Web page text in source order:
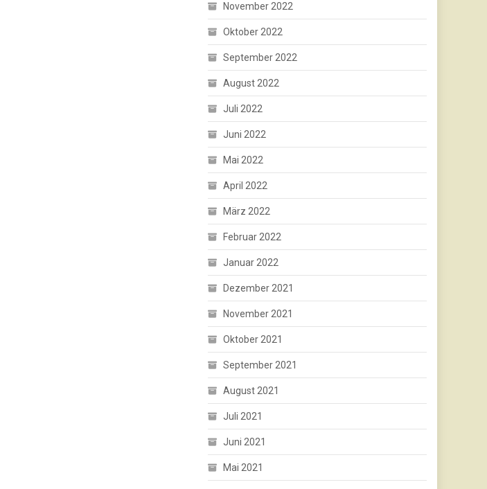
November 2022
Oktober 2022
September 2022
August 2022
Juli 2022
Juni 2022
Mai 2022
April 2022
März 2022
Februar 2022
Januar 2022
Dezember 2021
November 2021
Oktober 2021
September 2021
August 2021
Juli 2021
Juni 2021
Mai 2021